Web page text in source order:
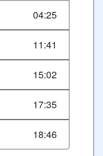
04:25
11:41
15:02
17:35
18:46